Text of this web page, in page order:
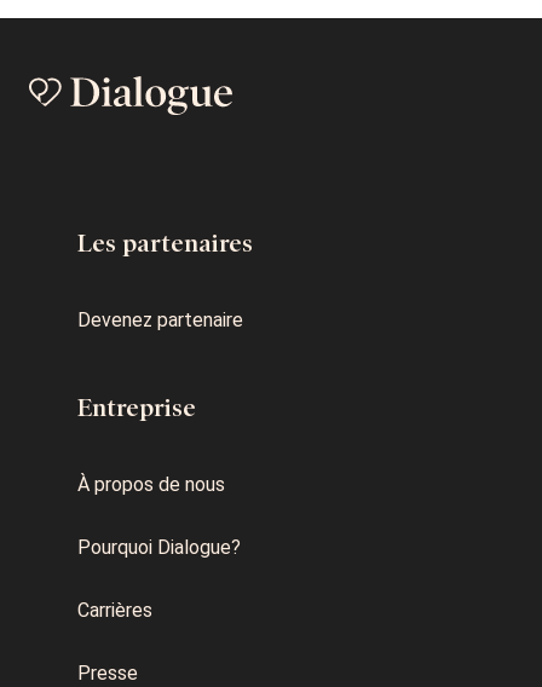
Les partenaires
Devenez partenaire
Entreprise
À propos de nous
Pourquoi Dialogue?
Carrières
Presse